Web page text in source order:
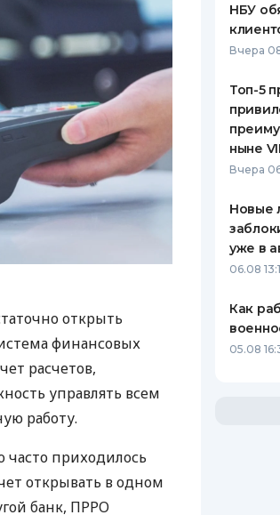
открыть
финансовых
расчетов,
управлять всем
работу.
приходилось
открывать в одном
банк, ПРРО
НБУ
Вчера
Топ-5
ныне
Вчера
Новые
уже в
06.08
Как
05.08